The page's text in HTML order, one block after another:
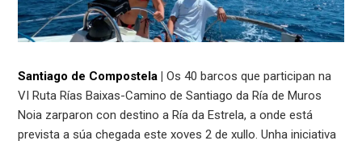
Santiago de Compostela | Os 40 barcos que participan na
VI Ruta Rías Baixas-Camino de Santiago da Ría de Muros
Noia zarparon con destino a Ría da Estrela, a onde está
prevista a súa chegada este xoves 2 de xullo. Unha iniciativa